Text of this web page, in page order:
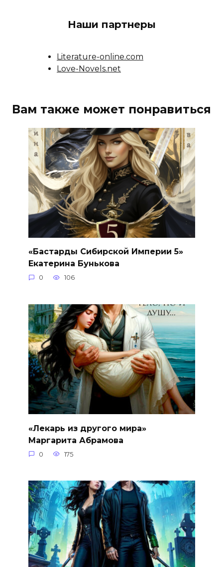
Наши партнеры
Literature-online.com
Love-Novels.net
Вам также может понравиться
«Бастарды Сибирской Империи 5»
Екатерина Бунькова
0 106
«Лекарь из другого мира»
Маргарита Абрамова
0 175